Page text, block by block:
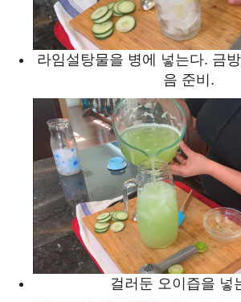
라임설탕물을 병에 넣는다. 금
음 준비.
걸러둔 오이즙을 넣